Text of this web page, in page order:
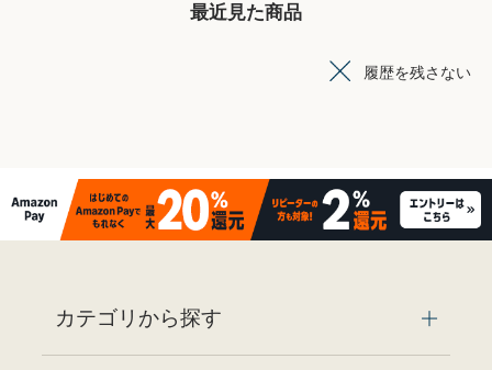
最近見た商品
履歴を残さない
カテゴリから探す